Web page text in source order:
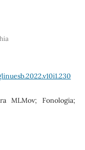
MLMov; Fonologia;